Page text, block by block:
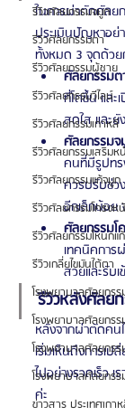
รีวิวศัลยกรรมจมูก
รีวิวศัลยกรรมตา
รีวิวศัลยกรรมผู้ชาย
รีวิวศัลยกรรมวีไลน์
รีวิวศัลยกรรมเกาหลี
รีวิวศัลยกรรมเสริมห
รีวิวศัลยกรรมแก้จมูก
รีวิวศัลยกรรมโครงห
รีวิวศัลยกรรมโหนกแ
รีวิวเกลี่ยไขมันใต้ตา
โรงพยาบาลศัลยกรร
โรงพยาบาลศัลยกรร
โรงพยาบาลศัลยกรร
โรงพยาบาลศัลยกรร
ข่าวสาร ประเทศเกา
ในการผ่าตัดศัล
ประเมินปัญหาอย่
ทั้งหมด 3 จุดด้วย
ศัลยกรรม
ที่โตขึ้น และ
สดใส และยั
ศัลยกรรม
คนที่มีรูปทร
ควรปรับช่ว
อีกเล็กน้อย
ศัลยกรรม
เทคนิคการ
สวยและรับ
รีวิวหลังศัลย
หลังจากผ่าตัดคน
เริ่มเห็นถึงการเ
ไปอย่างรวดเร็ว
ค่ะ